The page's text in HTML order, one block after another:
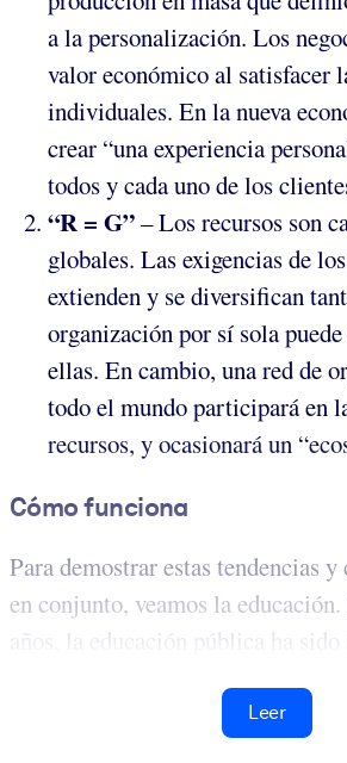
a la personalización. Los
valor económico al satisfacer
individuales. En la nueva
crear “una experiencia
todos y cada uno de los
“R = G”– Los recursos son
globales. Las exigencias de
extienden y se diversifican
organización por sí sola
ellas. En cambio, una red de
todo el mundo participará en
recursos, y ocasionará un
Cómo funciona
Para demostrar estas tendencias
en conjunto, veamos la
años, la educación pública ha sido
Leer